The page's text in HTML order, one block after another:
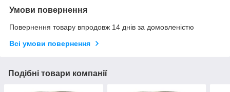
Умови повернення
Повернення товару впродовж 14 днів за домовленістю
Всі умови повернення
Подібні товари компанії